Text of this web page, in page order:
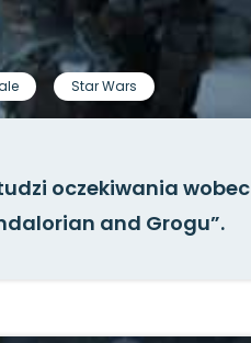
Star Wars
oczekiwania wobec
and Grogu”.